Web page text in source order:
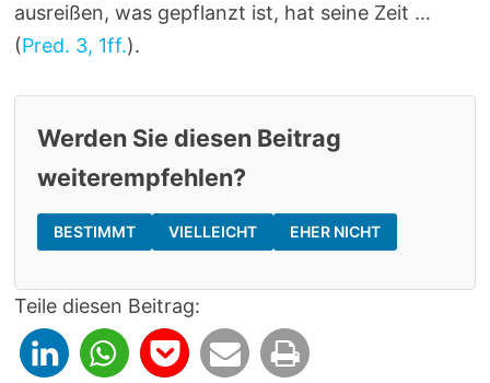
ausreißen, was gepflanzt ist, hat seine Zeit …
(Pred. 3, 1ff.).
Werden Sie diesen Beitrag
weiterempfehlen?
BESTIMMT VIELLEICHT EHER NICHT
Teile diesen Beitrag: